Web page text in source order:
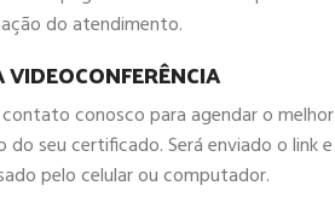
do atendimento.
VIDEOCONFERÊNCIA
conosco para agendar o melhor
do seu certificado. Será enviado o link e
pelo celular ou computador.